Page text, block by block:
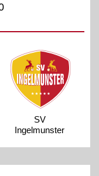
SV
Ingelmunster